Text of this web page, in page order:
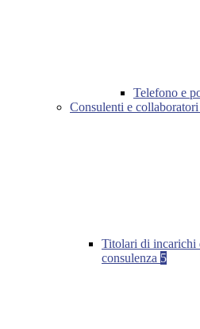
Telefono e
Consulenti e collaboratori
Titolari di incarichi
consulenza 5